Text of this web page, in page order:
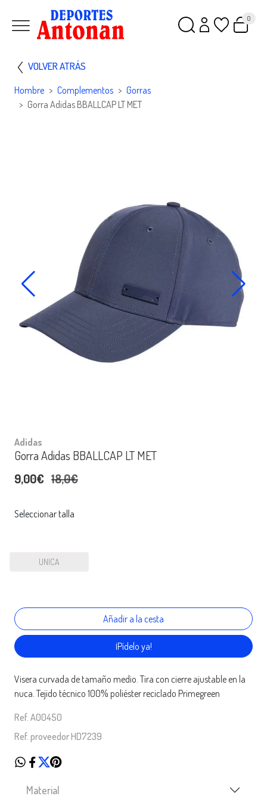
0
VOLVER ATRÁS
Hombre Complementos
Gorras
Gorra Adidas BBALLCAP LT MET
Adidas
Gorra Adidas BBALLCAP LT MET
9,00€ 18,0€
Seleccionar talla
UNICA
¡Pídelo ya!
Visera curvada de tamaño medio. Tira con cierre ajustable en la
nuca. Tejido técnico 100% poliéster reciclado Primegreen
Ref. A00450
Ref. proveedor HD7239
Material